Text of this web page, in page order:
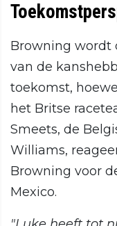
Browning wordt
van de
toekomst,
het Britse
Smeets, de
Williams,
Browning voor
Mexico.